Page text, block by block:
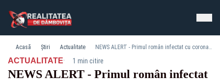
Acasă Știri Actualitate NEWS ALERT - Primul român infectat cu coronavirus
ACTUALITATE· 1 min citire
NEWS ALERT - Primul român infectat